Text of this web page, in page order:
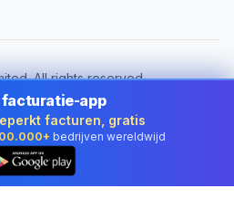
All rights reserved.
in Netherlands
Netherlands
facturatie-app
facturen, gratis
bedrijven wereldwijd